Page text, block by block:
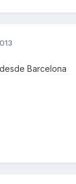
Barcelona